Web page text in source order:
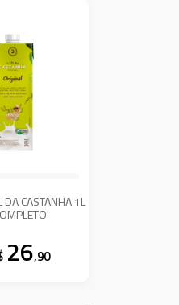
DA CASTANHA 1L
26,90